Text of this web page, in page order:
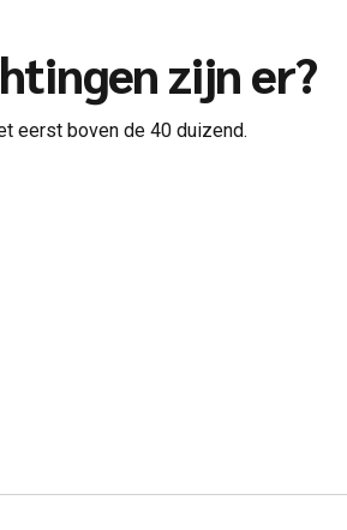
zijn er?
eerst boven de 40 duizend.